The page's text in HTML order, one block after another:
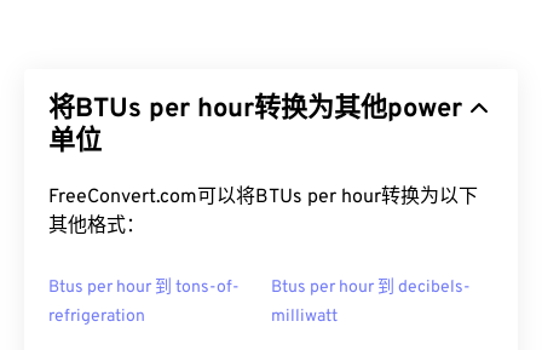
将BTUs per hour转换为其他power
单位
FreeConvert.com可以将BTUs per hour转换为以下
其他格式：
Btus per hour 到 tons-of-
refrigeration
Btus per hour 到 decibels-
milliwatt